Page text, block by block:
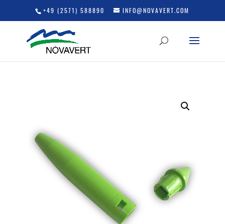
+49 (2571) 588890 INFO@NOVAVERT.COM